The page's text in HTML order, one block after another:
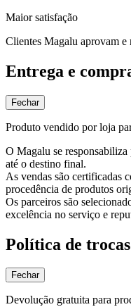
Maior satisfação
Clientes Magalu aprovam e
Entrega e
Fechar
Produto vendido por loja
O Magalu se responsabiliza
até o destino final.
As vendas são certificadas
procedência de produtos
Os parceiros são
excelência no serviço e
Política de
Fechar
Devolução gratuita para